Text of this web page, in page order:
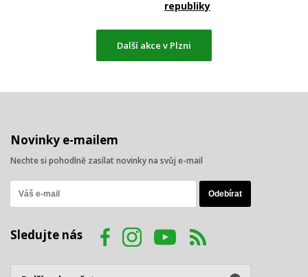
republiky
Další akce v Plzni
Novinky e-mailem
Nechte si pohodlně zasílat novinky na svůj e-mail
Sledujte nás